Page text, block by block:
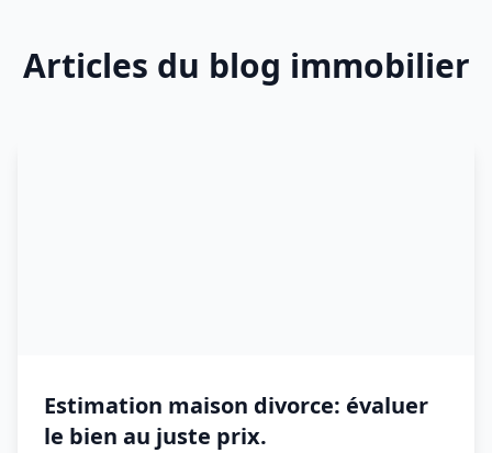
Articles du blog immobilier
Estimation maison divorce: évaluer
le bien au juste prix.